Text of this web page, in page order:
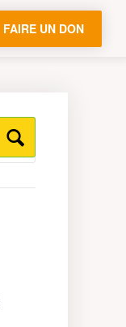
FAIRE UN DON